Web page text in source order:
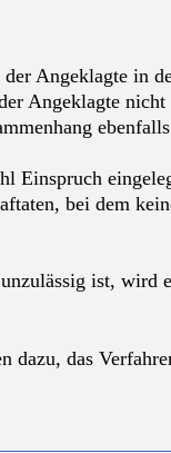
Angeklagte in
Angeklagte
Einspruch
bei dem
ist, wird
dazu, das